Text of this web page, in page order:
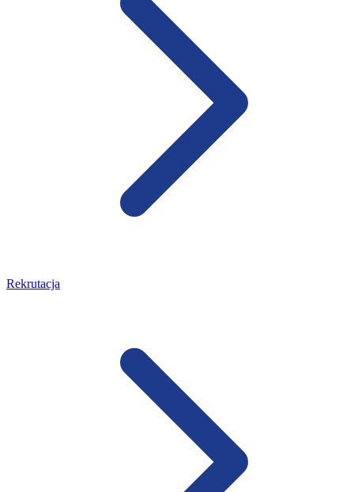
Rekrutacja